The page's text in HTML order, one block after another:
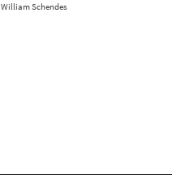
William Schendes